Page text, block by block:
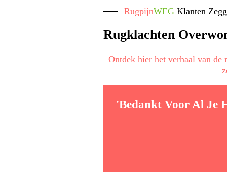
RugpijnWEGKlanten
Rugklachten
Ontdek hier het verhaal van de
'Bedankt Voor Al Je